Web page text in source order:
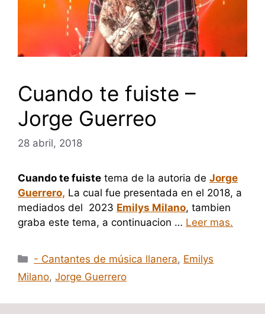
Cuando te fuiste –
Jorge Guerreo
28 abril, 2018
Cuando te fuiste tema de la autoria de Jorge
Guerrero, La cual fue presentada en el 2018, a
mediados del 2023 Emilys Milano, tambien
graba este tema, a continuacion … Leer mas.
Categorías
- Cantantes de música llanera, Emilys
Milano, Jorge Guerrero